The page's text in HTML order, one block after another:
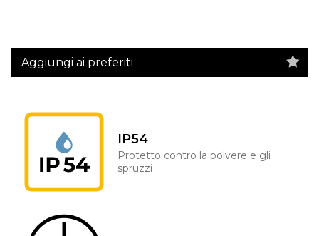
Aggiungi ai preferiti
IP54
Protetto contro la polvere e gli
spruzzi